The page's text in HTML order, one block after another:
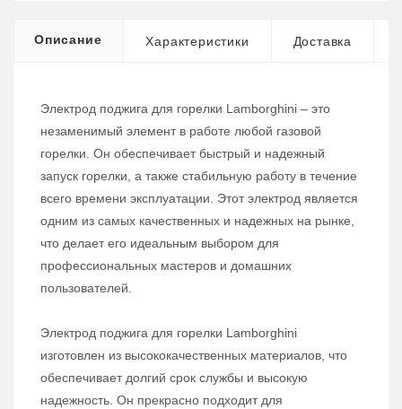
Описание Характеристики Доставка
Электрод поджига для горелки Lamborghini – это
незаменимый элемент в работе любой газовой
горелки. Он обеспечивает быстрый и надежный
запуск горелки, а также стабильную работу в течение
всего времени эксплуатации. Этот электрод является
одним из самых качественных и надежных на рынке,
что делает его идеальным выбором для
профессиональных мастеров и домашних
пользователей.
Электрод поджига для горелки Lamborghini
изготовлен из высококачественных материалов, что
обеспечивает долгий срок службы и высокую
надежность. Он прекрасно подходит для